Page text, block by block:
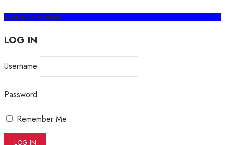
ALREADY A MEMBER
LOG IN
Username
Password
Remember Me